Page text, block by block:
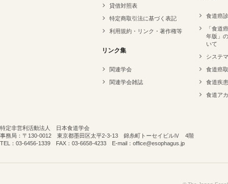
貸借対照表
特定商取引法に基づく表記
利用規約・リンク・著作権等
リンク集
関連学会
関連学会雑誌
食道癌
「食道
年版」
いて
システ
食道癌
食道疾
食道ア
特定非営利活動法人 日本食道学会
事務局：〒130-0012 東京都墨田区太平2-3-13 錦糸町トーセイビルⅣ 4階
TEL：03-6456-1339 FAX：03-6658-4233 E-mail：office@esophagus.jp